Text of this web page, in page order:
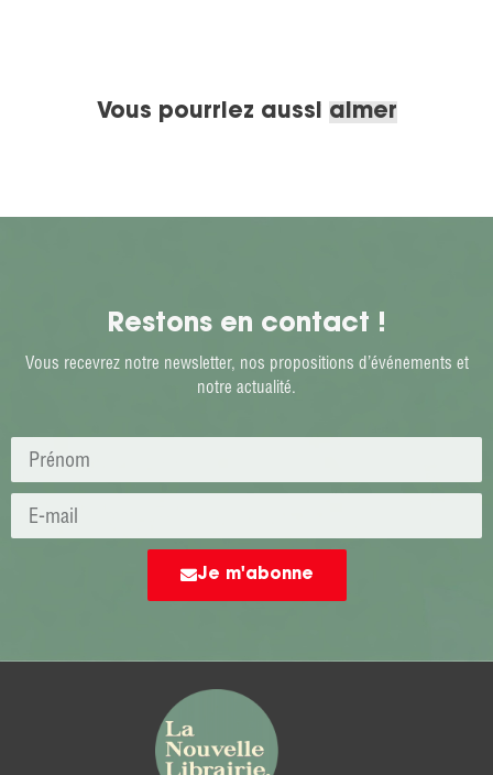
Vous pourriez aussi aimer
Restons en contact !
Vous recevrez notre newsletter, nos propositions d’événements et
notre actualité.
Je m'abonne